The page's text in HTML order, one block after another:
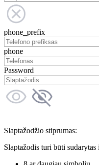
phone_prefix
phone
Password
Slaptažodžio stiprumas:
Slaptažodis turi būti sudarytas